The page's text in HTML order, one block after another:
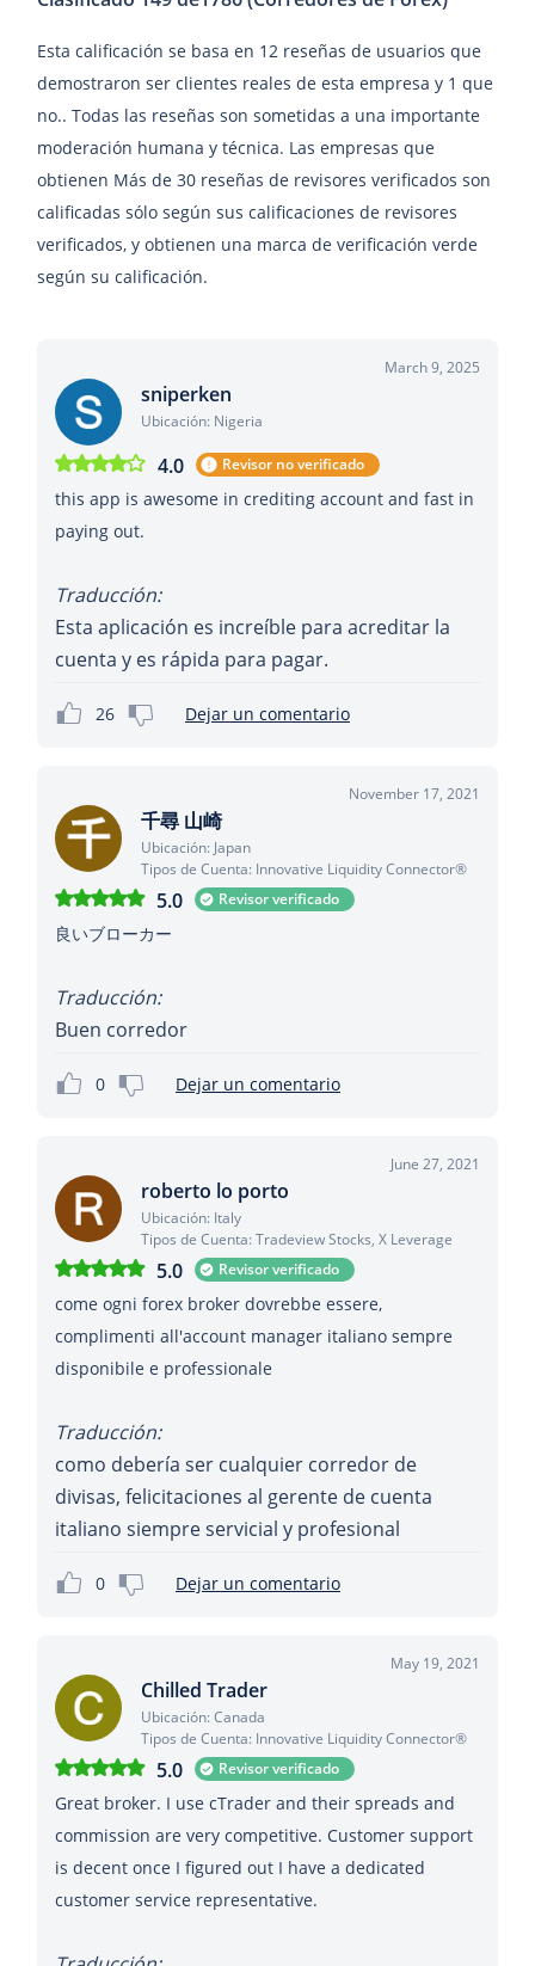
Esta calificación se basa en 12 reseñas de usuarios que
demostraron ser clientes reales de esta empresa y 1 que
no.. Todas las reseñas son sometidas a una importante
moderación humana y técnica. Las empresas que
obtienen Más de 30 reseñas de revisores verificados son
calificadas sólo según sus calificaciones de revisores
verificados, y obtienen una marca de verificación verde
según su calificación.
March 9, 2025
sniperken
Ubicación: Nigeria
4.0 Revisor no verificado
this app is awesome in crediting account and fast in
paying out.
Traducción:
Esta aplicación es increíble para acreditar la
cuenta y es rápida para pagar.
26 Dejar un comentario
November 17, 2021
千尋 山崎
Ubicación: Japan
Tipos de Cuenta: Innovative Liquidity Connector®
5.0 Revisor verificado
良いブローカー
Traducción:
Buen corredor
0 Dejar un comentario
June 27, 2021
roberto lo porto
Ubicación: Italy
Tipos de Cuenta: Tradeview Stocks, X Leverage
5.0 Revisor verificado
come ogni forex broker dovrebbe essere,
complimenti all'account manager italiano sempre
disponibile e professionale
Traducción:
como debería ser cualquier corredor de
divisas, felicitaciones al gerente de cuenta
italiano siempre servicial y profesional
0 Dejar un comentario
May 19, 2021
Chilled Trader
Ubicación: Canada
Tipos de Cuenta: Innovative Liquidity Connector®
5.0 Revisor verificado
Great broker. I use cTrader and their spreads and
commission are very competitive. Customer support
is decent once I figured out I have a dedicated